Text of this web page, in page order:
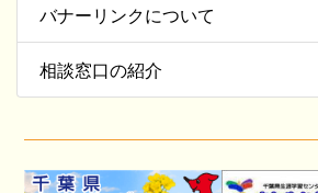
バナーリンクについて
相談窓口の紹介